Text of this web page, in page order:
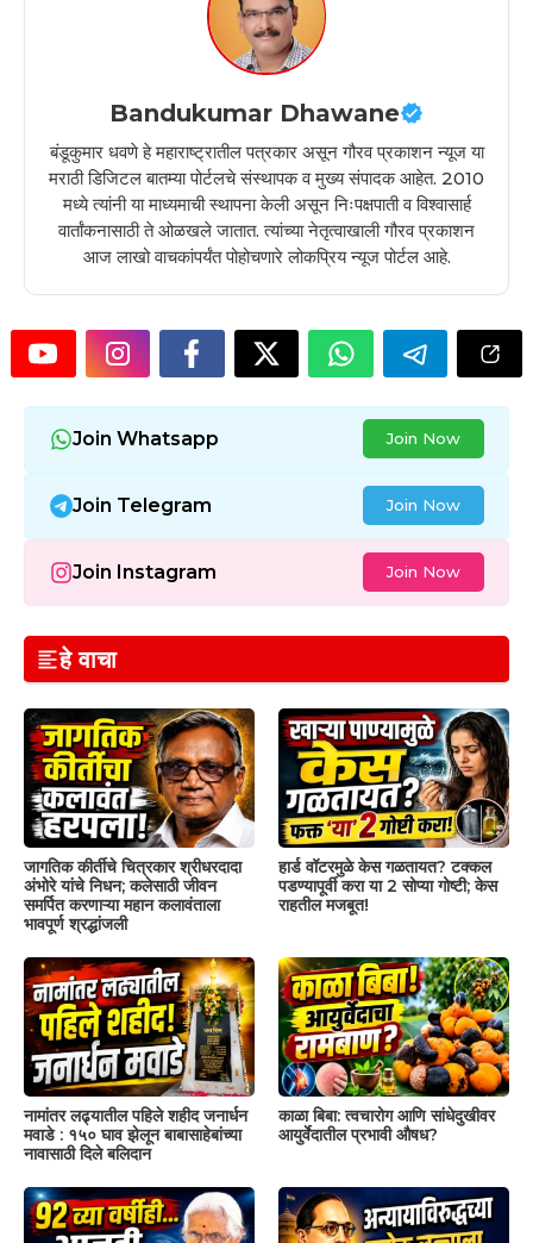
Bandukumar Dhawane
बंडूकुमार धवणे हे महाराष्ट्रातील पत्रकार असून गौरव प्रकाशन न्यूज या
मराठी डिजिटल बातम्या पोर्टलचे संस्थापक व मुख्य संपादक आहेत. 2010
मध्ये त्यांनी या माध्यमाची स्थापना केली असून निःपक्षपाती व विश्वासार्ह
वार्तांकनासाठी ते ओळखले जातात. त्यांच्या नेतृत्वाखाली गौरव प्रकाशन
आज लाखो वाचकांपर्यंत पोहोचणारे लोकप्रिय न्यूज पोर्टल आहे.
Join Whatsapp Join Now
Join Telegram Join Now
Join Instagram Join Now
हे वाचा
जागतिक कीर्तीचे चित्रकार श्रीधरदादा
अंभोरे यांचे निधन; कलेसाठी जीवन
समर्पित करणाऱ्या महान कलावंताला
भावपूर्ण श्रद्धांजली
हार्ड वॉटरमुळे केस गळतायत? टक्कल
पडण्यापूर्वी करा या 2 सोप्या गोष्टी; केस
राहतील मजबूत!
नामांतर लढ्यातील पहिले शहीद जनार्धन
मवाडे : १५० घाव झेलून बाबासाहेबांच्या
नावासाठी दिले बलिदान
काळा बिबा: त्वचारोग आणि सांधेदुखीवर
आयुर्वेदातील प्रभावी औषध?